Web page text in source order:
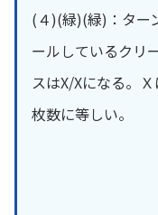
(４)(緑)(緑)：ター
ールしているクリ
スはX/Xになる。
枚数に等しい。